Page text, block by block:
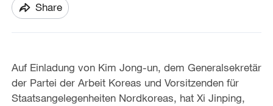
Share
Auf Einladung von Kim Jong-un, dem Generalsekretär
der Partei der Arbeit Koreas und Vorsitzenden für
Staatsangelegenheiten Nordkoreas, hat Xi Jinping,